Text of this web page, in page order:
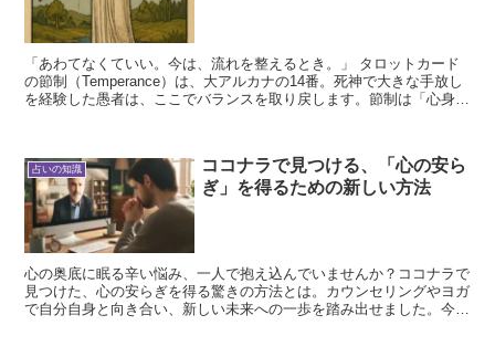
「あわてなくていい。今は、流れを整えるとき。」 タロットカード
の節制（Temperance）は、大アルカナの14番。死神で大きな手放し
を経験した愚者は、ここでバランスを取り戻します。節制は「心身の
占いの知識
ココナラで見つける、「心の安ら
ぎ」を得るための新しい方法
心の奥底に眠る辛い悩み、一人で抱え込んでいませんか？ココナラで
見つけた、心の安らぎを得る驚きの方法とは。カウンセリングやヨガ
で自分自身と向き合い、新しい未来への一歩を踏み出せました。今、